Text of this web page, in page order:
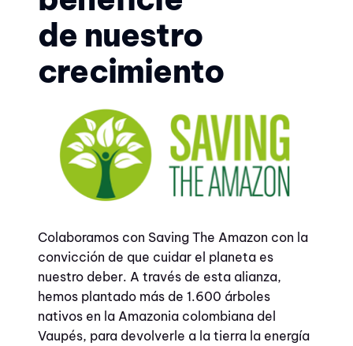
de nuestro
crecimiento
Colaboramos con Saving The Amazon con la
convicción de que cuidar el planeta es
nuestro deber. A través de esta alianza,
hemos plantado más de 1.600 árboles
nativos en la Amazonia colombiana del
Vaupés, para devolverle a la tierra la energía